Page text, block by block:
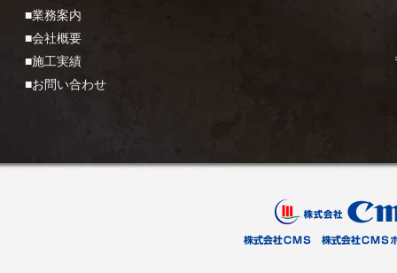
■業務案内
■会社概要
■施工実績
■お問い合わせ